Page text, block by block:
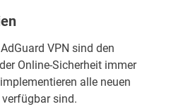
VPN sind den
Online-Sicherheit immer
alle neuen
sind.